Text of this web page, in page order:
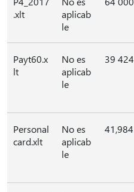
.xlt
aplicab
le
Payt60.x
lt
No es
aplicab
le
39 424
Personal
card.xlt
No es
aplicab
le
41,984